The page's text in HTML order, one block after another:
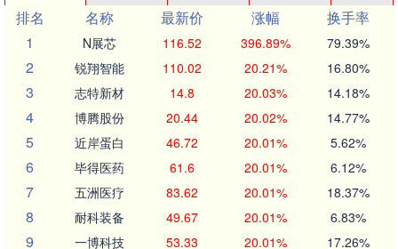
排名
名称 最新价 涨幅
换手率
1
N展芯 116.52 396.89% 79.39%
2 锐翔智能 110.02 20.21% 16.80%
3 志特新材 14.8 20.03% 14.18%
4 博腾股份 20.44 20.02% 14.77%
5 近岸蛋白 46.72 20.01% 5.62%
6 毕得医药 61.6 20.01% 6.12%
7 五洲医疗 83.62 20.01% 18.37%
8 耐科装备 49.67 20.01% 6.83%
9 一博科技 53.33 20.01% 17.26%